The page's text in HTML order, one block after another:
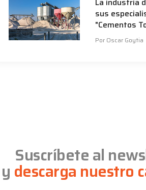
sus
"Cementos
Por Oscar Goytia
Suscríbete al
y descarga nuestro